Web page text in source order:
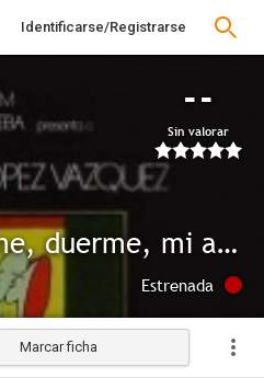
Identificarse/Registrarse
--
Sin valorar
Duerme, duerme, mi amor
Estrenada
Marcar ficha